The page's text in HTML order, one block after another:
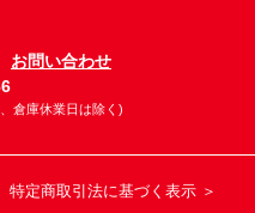
お問い合わせ
倉庫休業日は除く)
特定商取引法に基づく表示 ＞